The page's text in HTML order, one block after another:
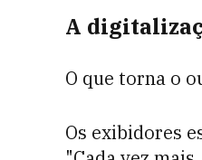
A
O que torna o
Os exibidores